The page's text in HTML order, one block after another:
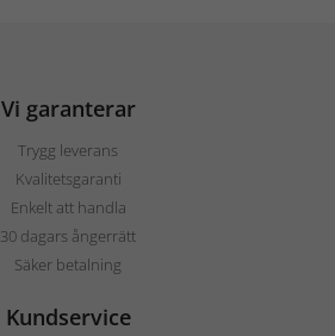
Vi garanterar
Trygg leverans
Kvalitetsgaranti
Enkelt att handla
30 dagars ångerrätt
Säker betalning
Kundservice